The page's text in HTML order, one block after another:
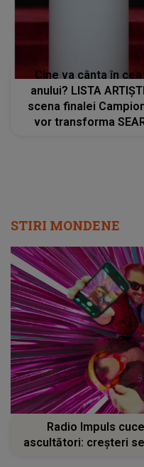
Cine va cânta în
anului? LISTA
scena finalei
vor transforma
STIRI MONDENE
Radio Impuls
ascultători: creșteri